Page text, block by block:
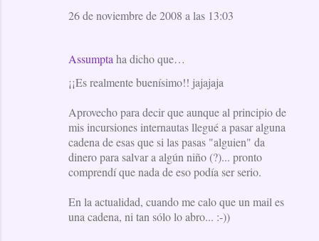
26 de noviembre de 2008 a las 13:03
Assumpta ha dicho que…
¡¡Es realmente buenísimo!! jajajaja
Aprovecho para decir que aunque al principio de
mis incursiones internautas llegué a pasar alguna
cadena de esas que si las pasas "alguien" da
dinero para salvar a algún niño (?)... pronto
comprendí que nada de eso podía ser serio.
En la actualidad, cuando me calo que un mail es
una cadena, ni tan sólo lo abro... :-))